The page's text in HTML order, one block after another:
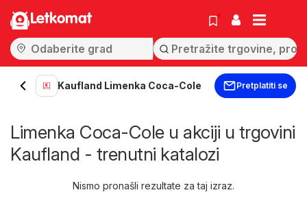
Letkomat
Kaufland Limenka Coca-Cole Pretplatiti se
Limenka Coca-Cole u akciji u trgovini
Kaufland - trenutni katalozi
Nismo pronašli rezultate za taj izraz.